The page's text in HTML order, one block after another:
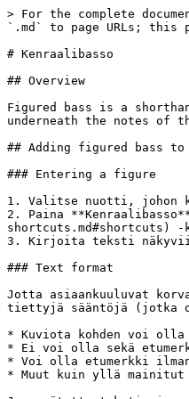
> For the complete documentation index, see [llms.txt](https://handbook.musescore.org/llms.txt). Markdown versions of documentation pages are available by appending `.md` to page URLs; this page is available as [Markdown](https://handbook.musescore.org/fi/text/figured-bass.md).

# Kenraalibasso

## Overview

Figured bass is a shorthand notation for representing chords on a *continuo* instrument (such as a keyboard), using a series of numbers and other symbols written underneath the notes of the bass line.

## Adding figured bass to your score

### Entering a figure

1. Valitse nuotti, johon kenraalibasso viittaa;
2. Paina **Kenraalibasso**-pikanäppäintä. Oletusarvo on `Ctrl`+`G` (Mac: `Cmd`+`G`); tätä voidaan muuttaa [Asetukset: Pikanäppäimet](/fi/customization/keyboard-shortcuts.md#shortcuts) -kohdassa halutessasi.
3. Kirjoita teksti näkyviin tulevaan "muokkauskenttään".

### Text format

Jotta asiaankuuluvat korvaukset ja muotoyhdistelmät tulisivat voimaan ja että tasaus olisi oikea, kenraalibasson mekanismi edellyttää syötetekstien noudattavan tiettyjä sääntöjä (jotka ovat joka tapauksessa syntaktisen kenraalibasson ilmaisun sääntöjä):

* Kuviota kohden voi olla vain yksi etumerkki (ennen tai jälkeen) tai vain yksi yhdistävä pääte;
* Ei voi olla sekä etumerkki- **ja** yhdistely-päätettä;
* Voi olla etumerkki ilman numeroa (muutettu kolmasosa), mutta ei yhdistävää päätettä ilman numeroa.
* Muut kuin yllä mainitut merkit eivät ole odotuksenmukaisia.